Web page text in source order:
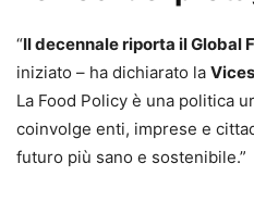
“Il decennale riporta il Global
iniziato – ha dichiarato la
La Food Policy è una politica
coinvolge enti, imprese e
futuro più sano e sostenibile.”